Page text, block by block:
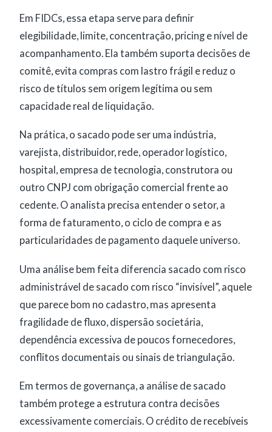
Em FIDCs, essa etapa serve para definir
elegibilidade, limite, concentração, pricing e nível de
acompanhamento. Ela também suporta decisões de
comitê, evita compras com lastro frágil e reduz o
risco de títulos sem origem legítima ou sem
capacidade real de liquidação.
Na prática, o sacado pode ser uma indústria,
varejista, distribuidor, rede, operador logístico,
hospital, empresa de tecnologia, construtora ou
outro CNPJ com obrigação comercial frente ao
cedente. O analista precisa entender o setor, a
forma de faturamento, o ciclo de compra e as
particularidades de pagamento daquele universo.
Uma análise bem feita diferencia sacado com risco
administrável de sacado com risco “invisível”, aquele
que parece bom no cadastro, mas apresenta
fragilidade de fluxo, dispersão societária,
dependência excessiva de poucos fornecedores,
conflitos documentais ou sinais de triangulação.
Em termos de governança, a análise de sacado
também protege a estrutura contra decisões
excessivamente comerciais. O crédito de recebíveis